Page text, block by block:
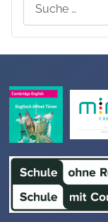
Suchen